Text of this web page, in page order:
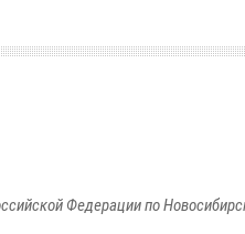
Федерации по